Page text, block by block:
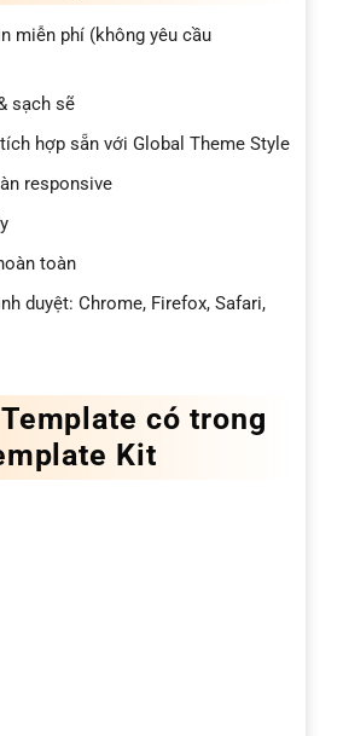
miễn phí (không yêu cầu
sạch sẽ
hợp sẵn với Global Theme Style
responsive
toàn
duyệt: Chrome, Firefox, Safari,
có trong
Kit